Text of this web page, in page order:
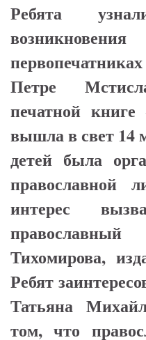
Ребята
Петре
печатной книге
вышла в свет 14
детей была
православной
интерес
Тихомирова,
Ребят
Татьяна
том, что